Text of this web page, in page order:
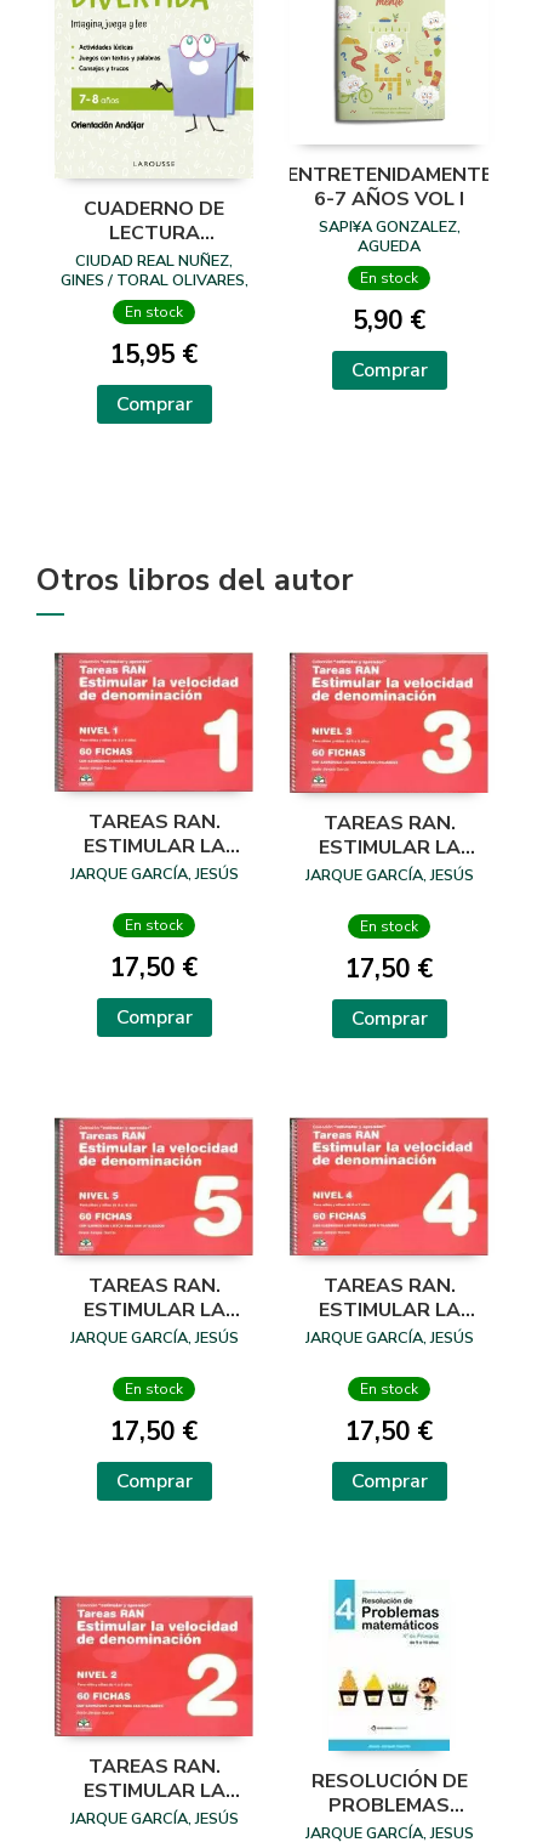
CUADERNO DE
LECTURA
DIVERTIDA 7-8
AÑOS
CIUDAD REAL NUÑEZ,
GINES / TORAL OLIVARES,
ANTONIA
En stock
15,95 €
Comprar
ENTRETENIDAMENTE
6-7 AÑOS VOL I
SAPI¥A GONZALEZ,
AGUEDA
En stock
5,90 €
Comprar
Otros libros del autor
TAREAS RAN.
ESTIMULAR LA
VELOCIDAD DE
NIVEL 1
JARQUE GARCÍA, JESÚS
En stock
17,50 €
Comprar
TAREAS RAN.
ESTIMULAR LA
VELOCIDAD DE
NIVEL 3
JARQUE GARCÍA, JESÚS
En stock
17,50 €
Comprar
TAREAS RAN.
ESTIMULAR LA
VELOCIDAD DE
NIVEL 5
JARQUE GARCÍA, JESÚS
En stock
17,50 €
Comprar
TAREAS RAN.
ESTIMULAR LA
VELOCIDAD DE
NIVEL 4
JARQUE GARCÍA, JESÚS
En stock
17,50 €
Comprar
TAREAS RAN.
ESTIMULAR LA
VELOCIDAD DE
JARQUE GARCÍA, JESÚS
RESOLUCIÓN DE
PROBLEMAS
MATEMÁTICOS 4 4º
JARQUE GARCÍA, JESUS